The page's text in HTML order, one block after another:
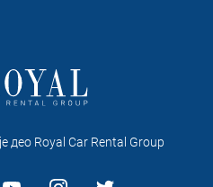
део Royal Car Rental Group